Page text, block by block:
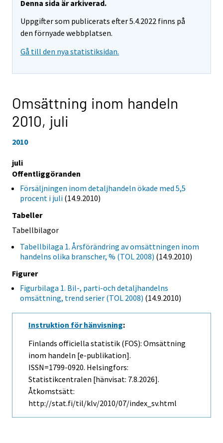
Denna sida är arkiverad.
Uppgifter som publicerats efter 5.4.2022 finns på
den förnyade webbplatsen.
Gå till den nya statistiksidan.
Omsättning inom handeln
2010, juli
2010
juli
Offentliggöranden
Försäljningen inom detaljhandeln ökade med 5,5
procent i juli (14.9.2010)
Tabeller
Tabellbilagor
Tabellbilaga 1. Årsförändring av omsättningen inom
handelns olika branscher, % (TOL 2008) (14.9.2010)
Figurer
Figurbilaga 1. Bil-, parti-och detaljhandelns
omsättning, trend serier (TOL 2008) (14.9.2010)
Instruktion för hänvisning:
Finlands officiella statistik (FOS): Omsättning
inom handeln [e-publikation].
ISSN=1799-0920. Helsingfors:
Statistikcentralen [hänvisat: 7.8.2026].
Åtkomstsätt:
http://stat.fi/til/klv/2010/07/index_sv.html